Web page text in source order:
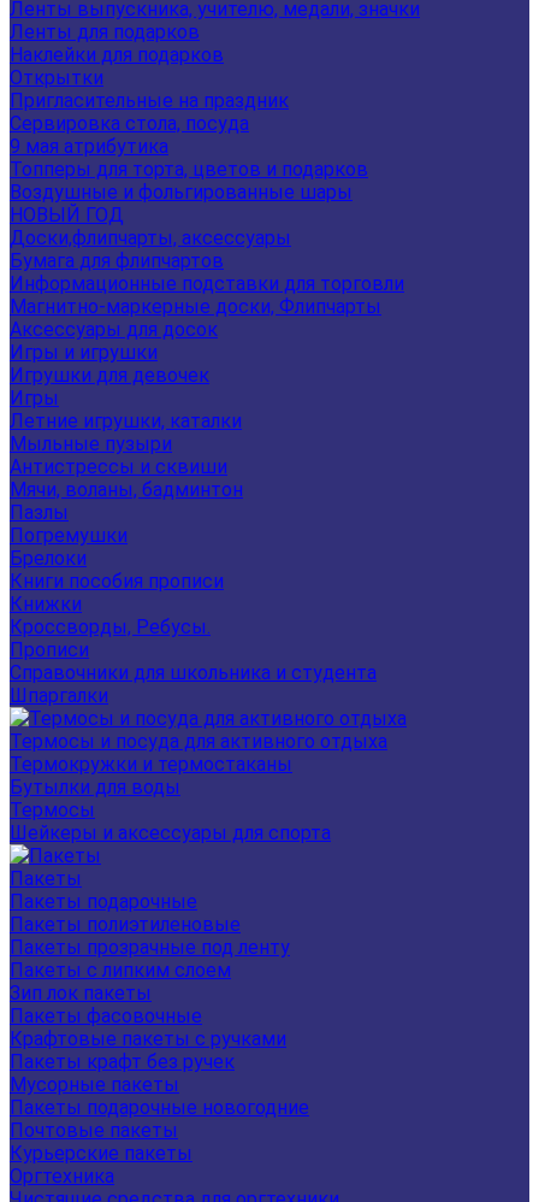
Ленты выпускника, учителю, медали, значки
Ленты для подарков
Наклейки для подарков
Открытки
Пригласительные на праздник
Сервировка стола, посуда
9 мая атрибутика
Топперы для торта, цветов и подарков
Воздушные и фольгированные шары
НОВЫЙ ГОД
Доски,флипчарты, аксессуары
Бумага для флипчартов
Информационные подставки для торговли
Магнитно-маркерные доски, Флипчарты
Аксессуары для досок
Игры и игрушки
Игрушки для девочек
Игры
Летние игрушки, каталки
Мыльные пузыри
Антистрессы и сквиши
Мячи, воланы, бадминтон
Пазлы
Погремушки
Брелоки
Книги пособия прописи
Книжки
Кроссворды, Ребусы.
Прописи
Справочники для школьника и студента
Шпаргалки
Термосы и посуда для активного отдыха
Термокружки и термостаканы
Бутылки для воды
Термосы
Шейкеры и аксессуары для спорта
Пакеты
Пакеты подарочные
Пакеты полиэтиленовые
Пакеты прозрачные под ленту
Пакеты с липким слоем
Зип лок пакеты
Пакеты фасовочные
Крафтовые пакеты с ручками
Пакеты крафт без ручек
Мусорные пакеты
Пакеты подарочные новогодние
Почтовые пакеты
Курьерские пакеты
Оргтехника